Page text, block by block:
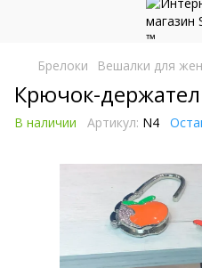
Брелоки Вешалки для
Крючок-
В наличии Артикул: N4